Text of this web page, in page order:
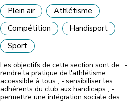
Plein air
Athlétisme
Compétition
Handisport
Sport
Les objectifs de cette section sont de : -
rendre la pratique de l'athlétisme
accessible à tous ; - sensibiliser les
adhérents du club aux handicaps ; -
permettre une intégration sociale des